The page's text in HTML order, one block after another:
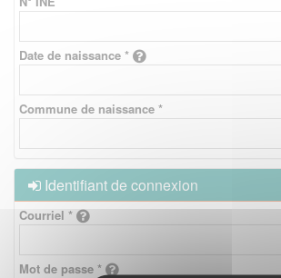
Date de naissance *
Commune de naissance *
Identifiant de connexion
Courriel *
Mot de passe *